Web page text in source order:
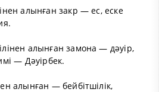
алынған закр — ес, еске
алынған замона — дәуір,
— Дәуірбек.
алынған — бейбітшілік,